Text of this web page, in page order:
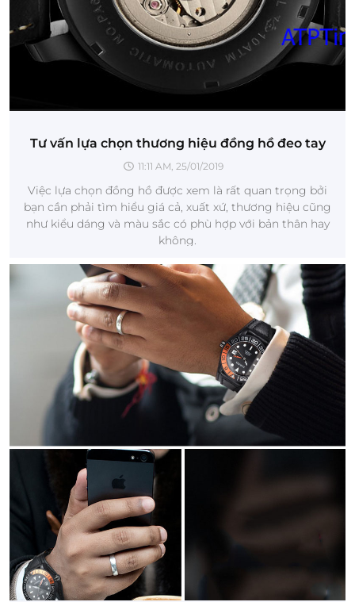
Tư vấn lựa chọn thương hiệu đồng hồ đeo tay
11:11 AM, 25/01/2019
Việc lựa chọn đồng hồ được xem là rất quan trọng bởi
bạn cần phải tìm hiểu giá cả, xuất xứ, thương hiệu cũng
như kiểu dáng và màu sắc có phù hợp với bản thân hay
không.